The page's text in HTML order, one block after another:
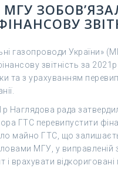
газопроводи України»
звітність за
та з урахуванням
Наглядова рада
ГТС перевипустити
майно ГТС, що
МГУ, у виправленій
врахувати